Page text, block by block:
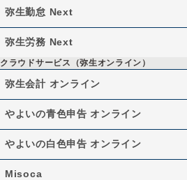
弥生勤怠 Next
弥生労務 Next
クラウドサービス（弥生オンライン）
弥生会計 オンライン
やよいの青色申告 オンライン
やよいの白色申告 オンライン
Misoca